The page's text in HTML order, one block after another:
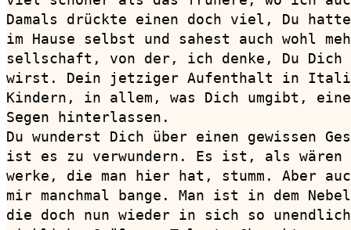
Damals drückte einen doch viel, Du
im Hause selbst und sahest auch wohl
sellschaft, von der, ich denke, Du
wirst. Dein jetziger Aufenthalt in
Kindern, in allem, was Dich umgibt,
Segen hinterlassen.
Du wunderst Dich über einen gewissen
ist es zu verwundern. Es ist, als wären
werke, die man hier hat, stumm. Aber
mir manchmal bange. Man ist in dem
die doch nun wieder in sich so unendlich